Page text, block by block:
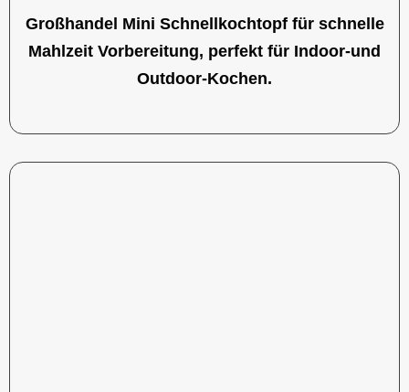
Großhandel Mini Schnellkochtopf für schnelle
Mahlzeit Vorbereitung, perfekt für Indoor-und
Outdoor-Kochen.